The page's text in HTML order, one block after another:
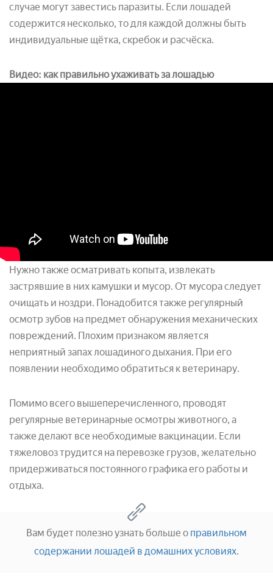
случае могут завестись паразиты. Если лошадей
содержится несколько, то для каждой должны быть
индивидуальные щётка, скребок и расчёска.
Видео: как правильно ухаживать за лошадью
Нужно также осматривать копыта, извлекать
застрявшие в них камушки и мусор. От мусора следует
очищать и ноздри. Понадобится также регулярный
осмотр зубов на предмет обнаружения механических
повреждений. Плохим признаком является
неприятный запах лошадиного дыхания. При его
появлении необходимо обратиться к ветеринару.
Помимо всего вышеперечисленного, проводят
регулярные ветеринарные осмотры животного, а
также делают все необходимые вакцинации. Если
тяжеловоз трудится на перевозке грузов, желательно
придерживаться постоянного графика его работы и
отдыха.
Вам будет полезно узнать больше о правильном
содержании лошадей в домашних условиях.